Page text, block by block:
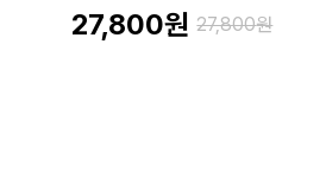
27,800원 27,800원